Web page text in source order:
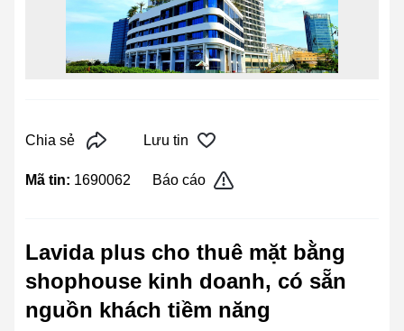
Chia sẻ Lưu tin
Mã tin: 1690062 Báo cáo
Lavida plus cho thuê mặt bằng
shophouse kinh doanh, có sẵn
nguồn khách tiềm năng